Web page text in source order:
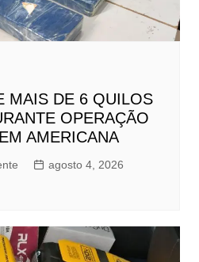
MAIS DE 6 QUILOS
OPERAÇÃO
AMERICANA
agosto 4, 2026